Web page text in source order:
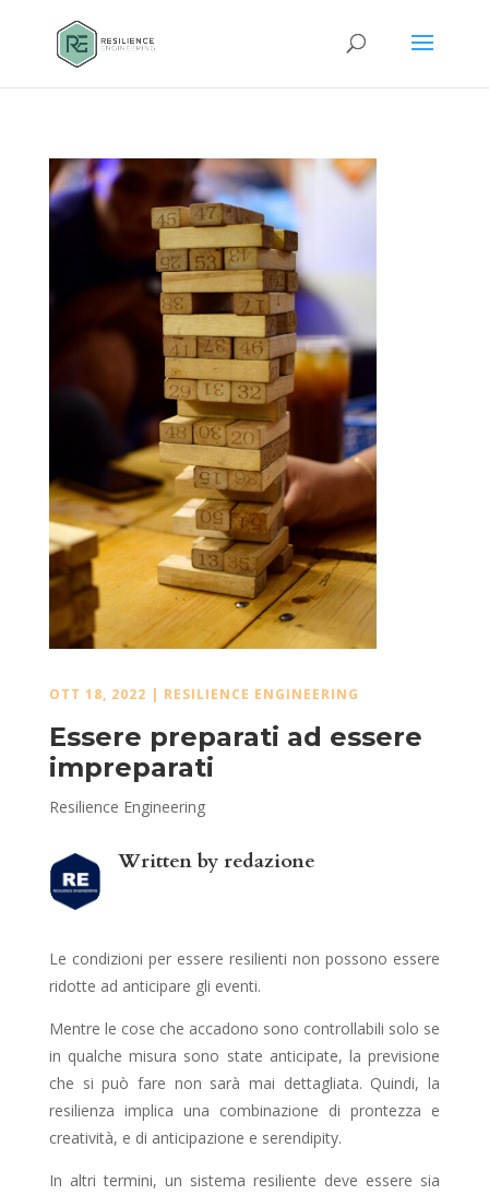
OTT 18, 2022 | RESILIENCE ENGINEERING
Essere preparati ad essere
impreparati
Resilience Engineering
Written by redazione
Le condizioni per essere resilienti non possono essere
ridotte ad anticipare gli eventi.
Mentre le cose che accadono sono controllabili solo se
in qualche misura sono state anticipate, la previsione
che si può fare non sarà mai dettagliata. Quindi, la
resilienza implica una combinazione di prontezza e
creatività, e di anticipazione e serendipity.
In altri termini, un sistema resiliente deve essere sia